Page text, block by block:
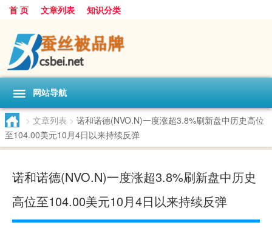
首 页 文章列表 知识分类
网站导航
> 文章列表 > 诺和诺德(NVO.N)一度涨超3.8%刷新盘中历史高位
至104.00美元10月4日以来持续反弹
诺和诺德(NVO.N)一度涨超3.8%刷新盘中历史
高位至104.00美元10月4日以来持续反弹